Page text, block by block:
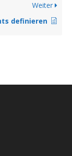
Weiter
definieren